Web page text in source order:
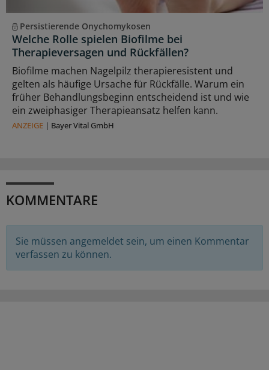
Persistierende Onychomykosen
Welche Rolle spielen Biofilme bei
Therapieversagen und Rückfällen?
Biofilme machen Nagelpilz therapieresistent und
gelten als häufige Ursache für Rückfälle. Warum ein
früher Behandlungsbeginn entscheidend ist und wie
ein zweiphasiger Therapieansatz helfen kann.
ANZEIGE | Bayer Vital GmbH
KOMMENTARE
Sie müssen angemeldet sein, um einen Kommentar
verfassen zu können.